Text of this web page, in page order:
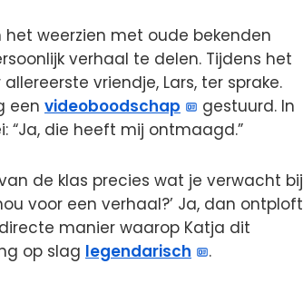
weerzien met oude bekenden
verhaal te delen. Tijdens het
vriendje, Lars, ter sprake.
een videoboodschap
gestuurd. In
“Ja, die heeft mij ontmaagd.”
de klas precies wat je verwacht bij
voor een verhaal?’ Ja, dan ontploft
manier waarop Katja dit
op slag legendarisch .